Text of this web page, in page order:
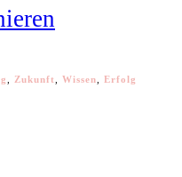
Zukunft Wissen Erfolg